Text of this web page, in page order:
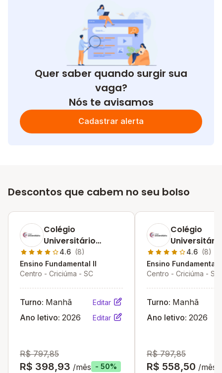
Quer saber quando surgir sua
vaga?
Nós te avisamos
Cadastrar alerta
Descontos que cabem no seu bolso
Colégio
Universitário
Criciúma
4.6 (8)
Ensino Fundamental II
Centro - Criciúma - SC
Turno: Manhã Editar
Ano letivo: 2026 Editar
R$ 797,85
R$ 398,93 /mês - 50%
Colégio
Universitário
Criciúma
4.6 (8)
Ensino Fundamental
Centro - Criciúma - SC
Turno: Manhã
Ano letivo: 2026
R$ 797,85
R$ 558,50 /mês